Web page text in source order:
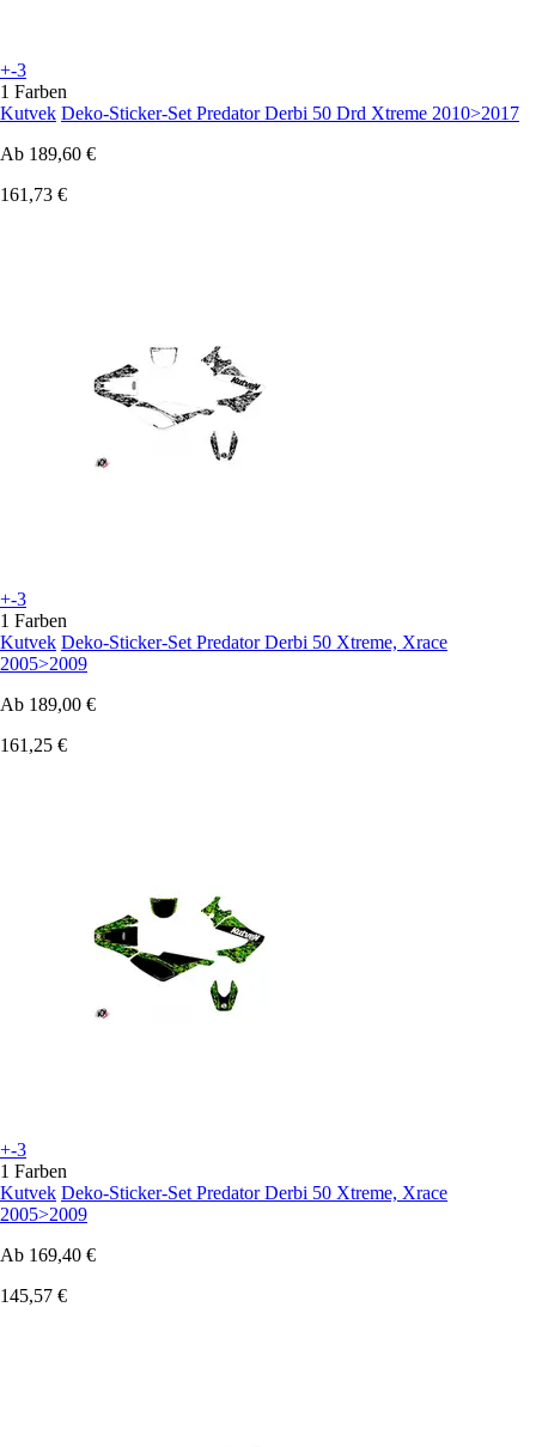
+-3
1 Farben
Kutvek Deko-Sticker-Set Predator Derbi 50 Drd Xtreme 2010>2017
Ab 189,60 €
161,73 €
+-3
1 Farben
Kutvek Deko-Sticker-Set Predator Derbi 50 Xtreme, Xrace
2005>2009
Ab 189,00 €
161,25 €
+-3
1 Farben
Kutvek Deko-Sticker-Set Predator Derbi 50 Xtreme, Xrace
2005>2009
Ab 169,40 €
145,57 €